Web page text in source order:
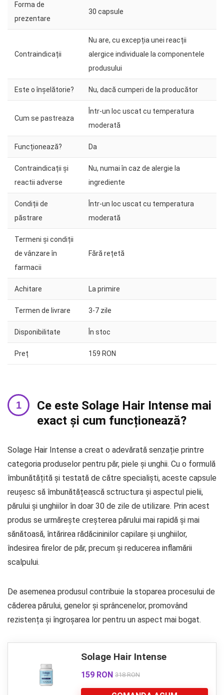
Forma de
prezentare
30 capsule
Contraindicații
Nu are, cu excepția unei reacții
alergice individuale la componentele
produsului
Este o înșelătorie? Nu, dacă cumperi de la producător
Cum se pastreaza
Într-un loc uscat cu temperatura
moderată
Funcționează? Da
Contraindicații și
reactii adverse
Nu, numai în caz de alergie la
ingrediente
Condiții de
păstrare
Într-un loc uscat cu temperatura
moderată
Termeni și condiții
de vânzare în
farmacii
Fără rețetă
Achitare La primire
Termen de livrare 3-7 zile
Disponibilitate În stoc
Preț 159 RON
Ce este Solage Hair Intense mai
exact și cum funcționează?
Solage Hair Intense a creat o adevărată senzație printre
categoria produselor pentru păr, piele și unghii. Cu o formulă
îmbunătățită și testată de către specialiști, aceste capsule
reușesc să îmbunătățească sctructura și aspectul pielii,
părului și unghiilor în doar 30 de zile de utilizare. Prin acest
produs se urmărește creșterea părului mai rapidă și mai
sănătoasă, întărirea rădăcininilor capilare și unghiilor,
îndesirea firelor de păr, precum și reducerea inflamării
scalpului.
De asemenea produsul contribuie la stoparea procesului de
căderea părului, genelor și sprâncenelor, promovând
rezistența și îngroșarea lor pentru un aspect mai bogat.
Solage Hair Intense
159 RON 318 RON